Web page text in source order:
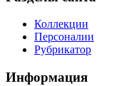
Коллекции
Персоналии
Рубрикатор
Информация